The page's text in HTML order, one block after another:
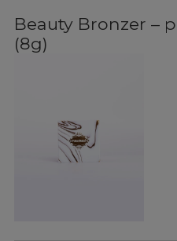
Beauty Bronzer –
(8g)